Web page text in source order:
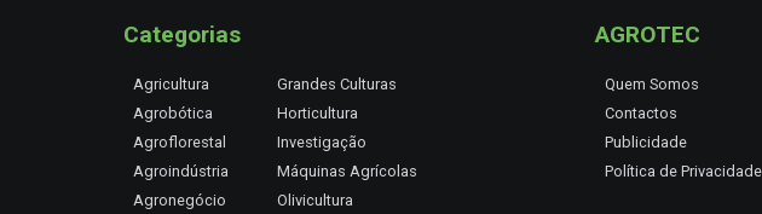
Categorias
Agricultura
Agrobótica
Agroflorestal
Agroindústria
Agronegócio
Grandes Culturas
Horticultura
Investigação
Máquinas Agrícolas
Olivicultura
AGROTEC
Quem Somos
Contactos
Publicidade
Política de Privacidade